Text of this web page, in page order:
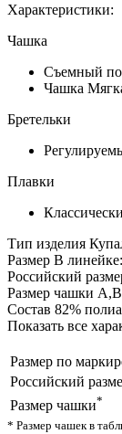
Характеристики:
Чашка
Съемный
Чашка
Бретельки
Плавки
Тип изделия
Размер В
Российский
Размер чашки
Состав 82%
Показать все
Размер по
Российский
Размер чашки*
* Размер чашек в